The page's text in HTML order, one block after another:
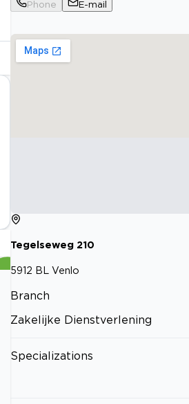
Phone
E-mail
Tegelseweg 210
5912 BL Venlo
Branch
Zakelijke Dienstverlening
Specializations